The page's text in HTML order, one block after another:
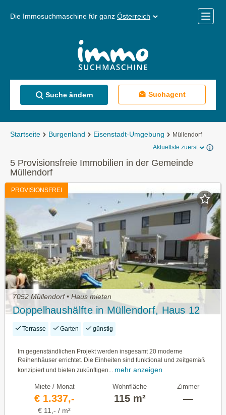
Die Immosuchmaschine für ganz Österreich
Menü
Suche ändern Suchagent
Startseite Burgenland Eisenstadt-Umgebung
Müllendorf
Aktuellste zuerst
5 Provisionsfreie Immobilien in der Gemeinde
Müllendorf
PROVISIONSFREI
7052 Müllendorf • Haus mieten
Doppelhaushälfte in Müllendorf, Haus 12
Terrasse Garten günstig
Im gegenständlichen Projekt werden insgesamt 20 moderne
Reihenhäuser errichtet. Die Einheiten sind funktional und zeitgemäß
konzipiert und bieten zukünftigen...
mehr anzeigen
Miete / Monat
€ 1.337,-
€ 11,- / m²
Wohnfläche
115 m²
Zimmer
—